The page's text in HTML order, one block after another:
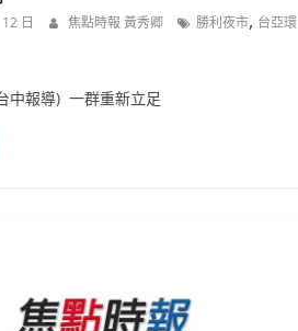
日 焦點時報 黃秀卿 勝利夜市, 台亞環
中報導) 一群重新立足